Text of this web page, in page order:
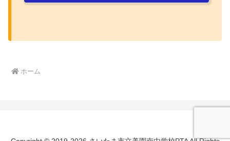
ホーム